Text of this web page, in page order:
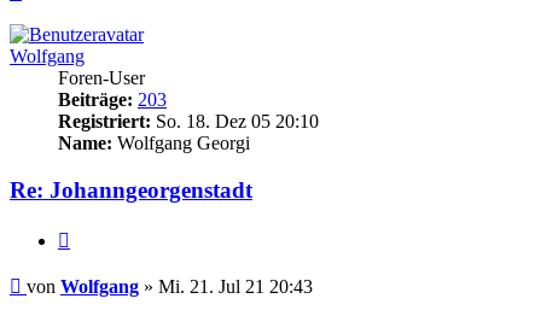
Wolfgang
Foren-User
Beiträge: 203
Registriert: So. 18. Dez 05 20:10
Name: Wolfgang Georgi
Re: Johanngeorgenstadt
Beitrag
von Wolfgang » Mi. 21. Jul 21 20:43